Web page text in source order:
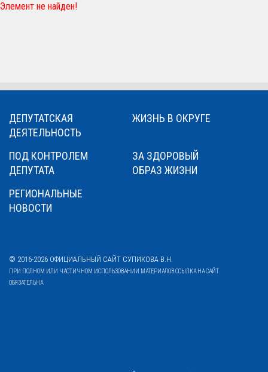
Элемент не найден!
ДЕПУТАТСКАЯ
ДЕЯТЕЛЬНОСТЬ
ЖИЗНЬ В ОКРУГЕ
ПОД КОНТРОЛЕМ
ДЕПУТАТА
ЗА ЗДОРОВЫЙ
ОБРАЗ ЖИЗНИ
РЕГИОНАЛЬНЫЕ
НОВОСТИ
© 2016-2026 ОФИЦИАЛЬНЫЙ САЙТ СУПИКОВА В.Н.
ПРИ ПОЛНОМ ИЛИ ЧАСТИЧНОМ ИСПОЛЬЗОВАНИИ МАТЕРИАЛОВ ССЫЛКА НА САЙТ
ОБЯЗАТЕЛЬНА